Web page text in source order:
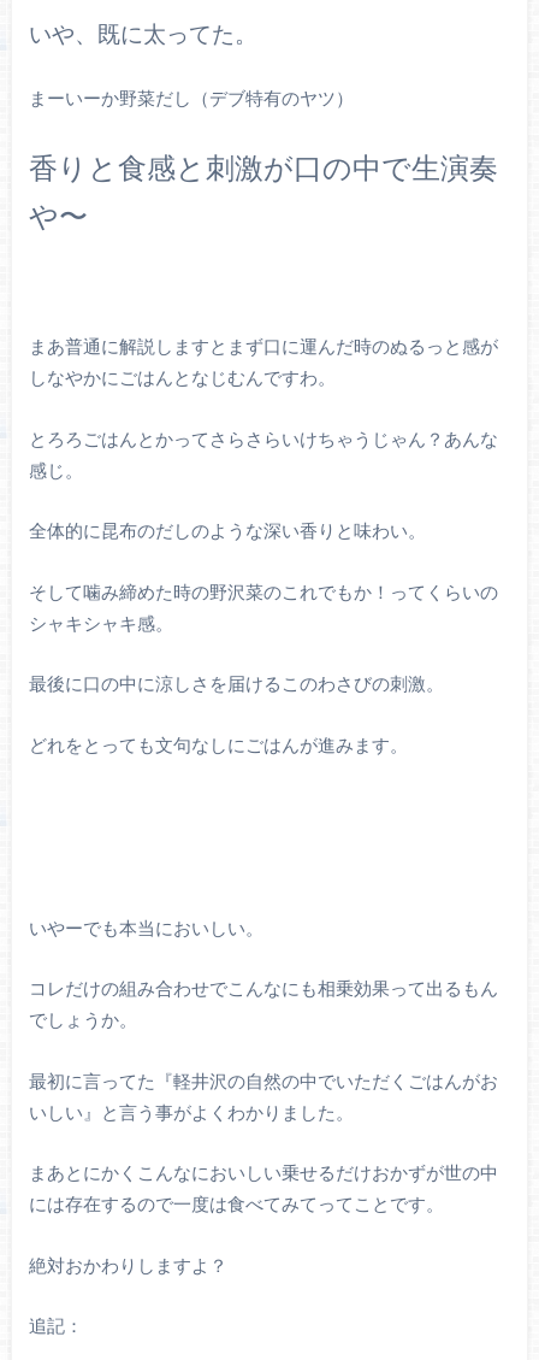
いや、既に太ってた。
まーいーか野菜だし（デブ特有のヤツ）
香りと食感と刺激が口の中で生演奏
や〜
まあ普通に解説しますとまず口に運んだ時のぬるっと感が
しなやかにごはんとなじむんですわ。
とろろごはんとかってさらさらいけちゃうじゃん？あんな
感じ。
全体的に昆布のだしのような深い香りと味わい。
そして噛み締めた時の野沢菜のこれでもか！ってくらいの
シャキシャキ感。
最後に口の中に涼しさを届けるこのわさびの刺激。
どれをとっても文句なしにごはんが進みます。
いやーでも本当においしい。
コレだけの組み合わせでこんなにも相乗効果って出るもん
でしょうか。
最初に言ってた『軽井沢の自然の中でいただくごはんがお
いしい』と言う事がよくわかりました。
まあとにかくこんなにおいしい乗せるだけおかずが世の中
には存在するので一度は食べてみてってことです。
絶対おかわりしますよ？
追記：